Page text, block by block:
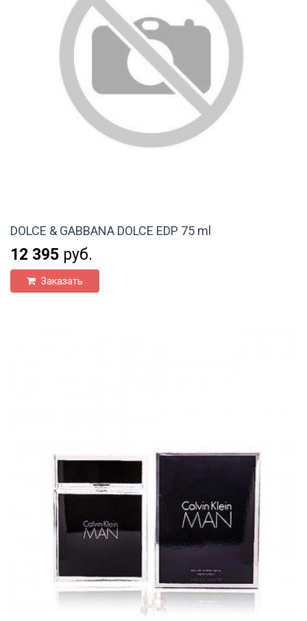
DOLCE & GABBANA DOLCE EDP 75 ml
12 395 руб.
Заказать